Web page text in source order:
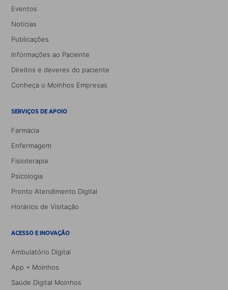
Eventos
Notícias
Publicações
Informações ao Paciente
Direitos e deveres do paciente
Conheça o Moinhos Empresas
SERVIÇOS DE APOIO
Farmácia
Enfermagem
Fisioterapia
Psicologia
Pronto Atendimento Digital
Horários de Visitação
ACESSO E INOVAÇÃO
Ambulatório Digital
App + Moinhos
Saúde Digital Moinhos